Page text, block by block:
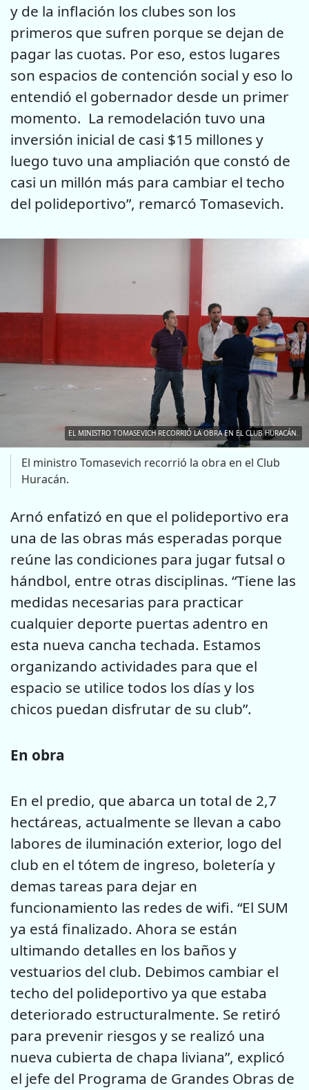
y de la inflación los clubes son los
primeros que sufren porque se dejan de
pagar las cuotas. Por eso, estos lugares
son espacios de contención social y eso lo
entendió el gobernador desde un primer
momento. La remodelación tuvo una
inversión inicial de casi $15 millones y
luego tuvo una ampliación que constó de
casi un millón más para cambiar el techo
del polideportivo”, remarcó Tomasevich.
EL MINISTRO TOMASEVICH RECORRIÓ LA OBRA EN EL CLUB HURACÁN.
El ministro Tomasevich recorrió la obra en el Club
Huracán.
Arnó enfatizó en que el polideportivo era
una de las obras más esperadas porque
reúne las condiciones para jugar futsal o
hándbol, entre otras disciplinas. “Tiene las
medidas necesarias para practicar
cualquier deporte puertas adentro en
esta nueva cancha techada. Estamos
organizando actividades para que el
espacio se utilice todos los días y los
chicos puedan disfrutar de su club”.
En obra
En el predio, que abarca un total de 2,7
hectáreas, actualmente se llevan a cabo
labores de iluminación exterior, logo del
club en el tótem de ingreso, boletería y
demas tareas para dejar en
funcionamiento las redes de wifi. “El SUM
ya está finalizado. Ahora se están
ultimando detalles en los baños y
vestuarios del club. Debimos cambiar el
techo del polideportivo ya que estaba
deteriorado estructuralmente. Se retiró
para prevenir riesgos y se realizó una
nueva cubierta de chapa liviana”, explicó
el jefe del Programa de Grandes Obras de